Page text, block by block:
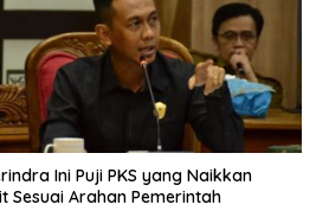
Ini Puji PKS yang Naikkan
Sesuai Arahan Pemerintah